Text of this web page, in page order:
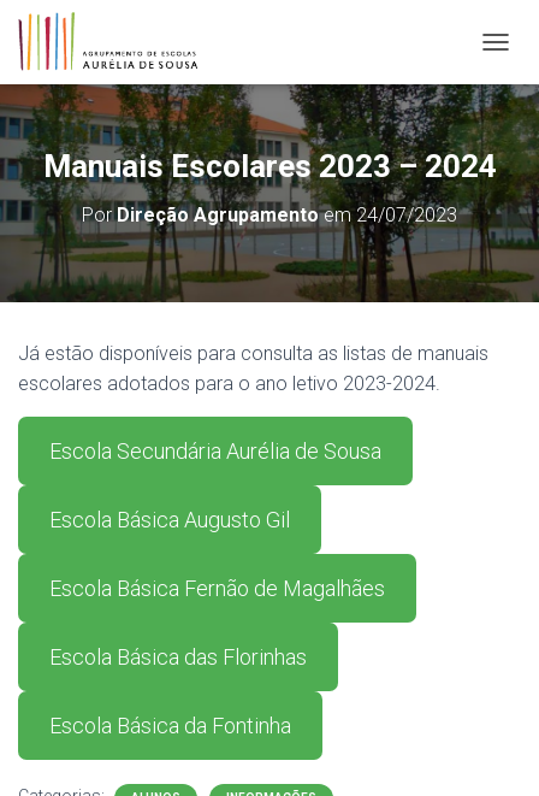
Manuais Escolares 2023 – 2024
PorDireção Agrupamentoem 24/07/2023
Já estão disponíveis para consulta as listas de manuais
escolares adotados para o ano letivo 2023-2024.
Escola Secundária Aurélia de Sousa
Escola Básica Augusto Gil
Escola Básica Fernão de Magalhães
Escola Básica das Florinhas
Escola Básica da Fontinha